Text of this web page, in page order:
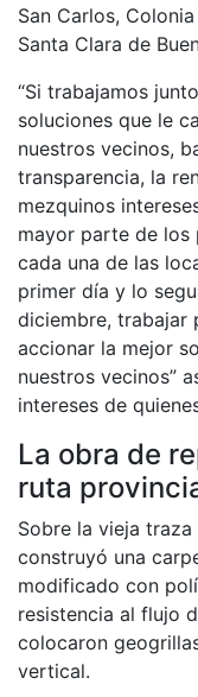
San Carlos,
Santa Clara de
“Si trabajamos
soluciones que le
nuestros vecinos,
transparencia, la
mezquinos
mayor parte de los
cada una de las
primer día y lo
diciembre, trabajar
accionar la mejor
nuestros vecinos”
intereses de
La obra de
ruta
Sobre la vieja
construyó una
modificado con
resistencia al flujo
colocaron
vertical.